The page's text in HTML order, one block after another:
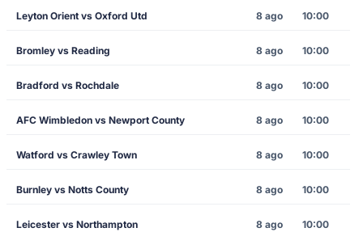
Leyton Orient vs Oxford Utd 8 ago 10:00
Bromley vs Reading 8 ago 10:00
Bradford vs Rochdale 8 ago 10:00
AFC Wimbledon vs Newport County 8 ago 10:00
Watford vs Crawley Town 8 ago 10:00
Burnley vs Notts County 8 ago 10:00
Leicester vs Northampton 8 ago 10:00